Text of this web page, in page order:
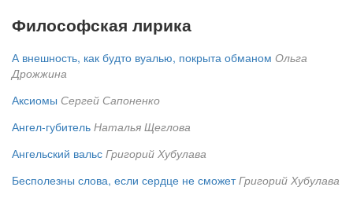
Философская лирика
А внешность, как будто вуалью, покрыта обманом Ольга
Дрожжина
Аксиомы Сергей Сапоненко
Ангел-губитель Наталья Щеглова
Ангельский вальс Григорий Хубулава
Бесполезны слова, если сердце не сможет Григорий Хубулава